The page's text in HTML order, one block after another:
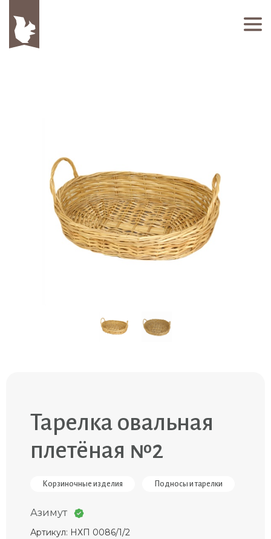
Тарелка овальная
плетёная №2
Корзиночные изделия Подносы и тарелки
Азимут
Артикул: НХП 0086/1/2